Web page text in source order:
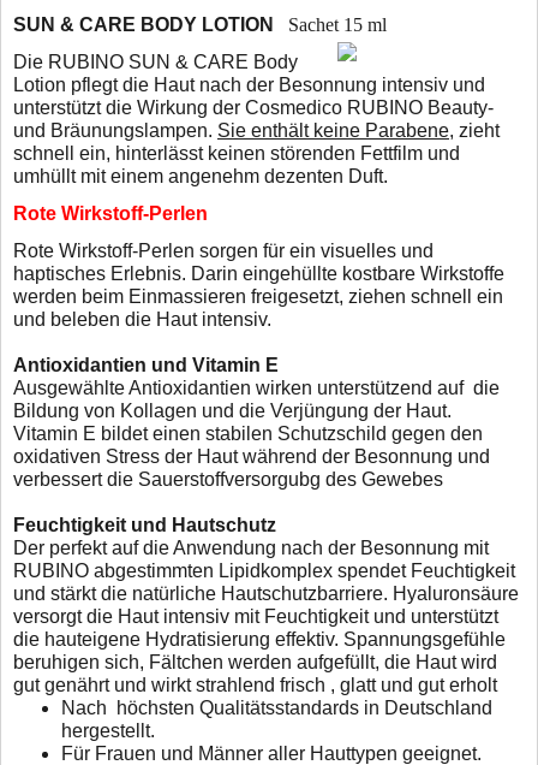
SUN & CARE BODY LOTION
Sachet 15 ml
Die RUBINO SUN & CARE Body
Lotion pflegt die Haut nach der Besonnung intensiv und
unterstützt die Wirkung der Cosmedico RUBINO Beauty-
und Bräunungslampen. Sie enthält keine Parabene, zieht
schnell ein, hinterlässt keinen störenden Fettfilm und
umhüllt mit einem angenehm dezenten Duft.
Rote Wirkstoff-Perlen
Rote Wirkstoff-Perlen sorgen für ein visuelles und
haptisches Erlebnis. Darin eingehüllte kostbare Wirkstoffe
werden beim Einmassieren freigesetzt, ziehen schnell ein
und beleben die Haut intensiv.
Antioxidantien und Vitamin E
Ausgewählte Antioxidantien wirken unterstützend auf die
Bildung von Kollagen und die Verjüngung der Haut.
Vitamin E bildet einen stabilen Schutzschild gegen den
oxidativen Stress der Haut während der Besonnung und
verbessert die Sauerstoffversorgubg des Gewebes
Feuchtigkeit und Hautschutz
Der perfekt auf die Anwendung nach der Besonnung mit
RUBINO abgestimmten Lipidkomplex spendet Feuchtigkeit
und stärkt die natürliche Hautschutzbarriere. Hyaluronsäure
versorgt die Haut intensiv mit Feuchtigkeit und unterstützt
die hauteigene Hydratisierung effektiv. Spannungsgefühle
beruhigen sich, Fältchen werden aufgefüllt, die Haut wird
gut genährt und wirkt strahlend frisch , glatt und gut erholt
Nach höchsten Qualitätsstandards in Deutschland
hergestellt.
Für Frauen und Männer aller Hauttypen geeignet.